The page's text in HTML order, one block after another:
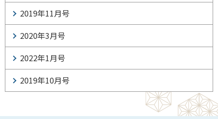
2019年11月号
2020年3月号
2022年1月号
2019年10月号